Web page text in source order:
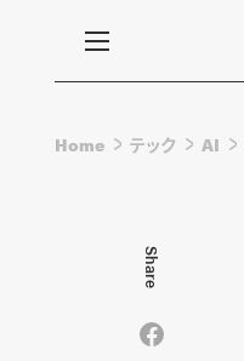
Home テック AI
Share